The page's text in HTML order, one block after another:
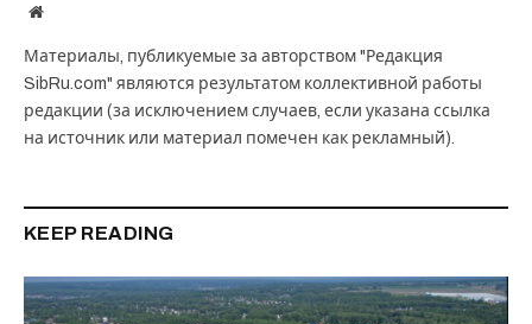
Website
Материалы, публикуемые за авторством "Редакция
SibRu.com" являются результатом коллективной работы
редакции (за исключением случаев, если указана ссылка
на источник или материал помечен как рекламный).
KEEP READING